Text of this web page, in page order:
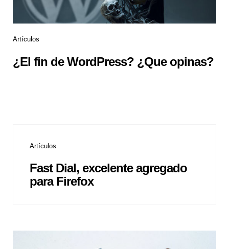
Artículos
¿El fin de WordPress? ¿Que opinas?
Artículos
Fast Dial, excelente agregado
para Firefox